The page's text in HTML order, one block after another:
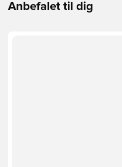
Anbefalet til dig